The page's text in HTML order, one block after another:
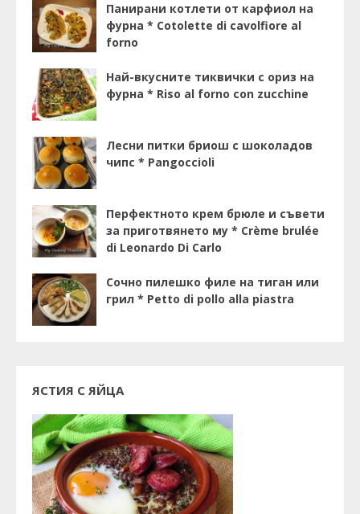
Панирани котлети от карфиол на
фурна * Cotolette di cavolfiore al
forno
Най-вкусните тиквички с ориз на
фурна * Riso al forno con zucchine
Лесни питки бриош с шоколадов
чипс * Pangoccioli
Перфектното крем брюле и съвети
за приготвянето му * Crème brulée
di Leonardo Di Carlo
Сочно пилешко филе на тиган или
грил * Petto di pollo alla piastra
ЯСТИЯ С ЯЙЦА